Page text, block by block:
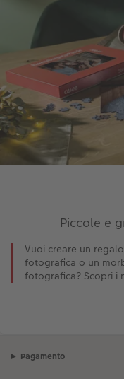
Piccole e
Vuoi creare un
fotografica o un
fotografica? Scopri i
Pagamento